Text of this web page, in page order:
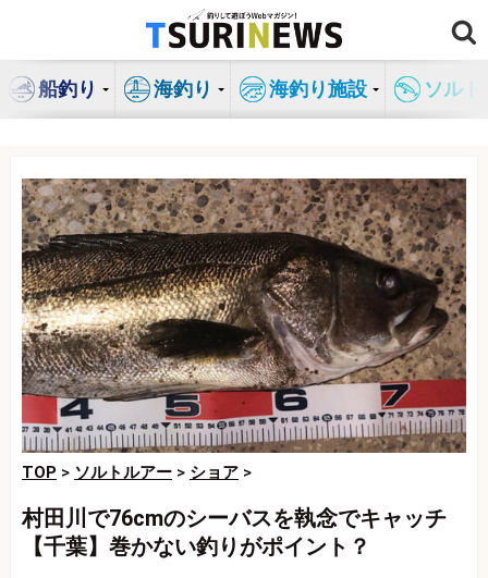
ン
船釣り 海釣り 海釣り施設 ソル
TOP > ソルトルアー > ショア >
村田川で76cmのシーバスを執念でキャッチ
【千葉】巻かない釣りがポイント？